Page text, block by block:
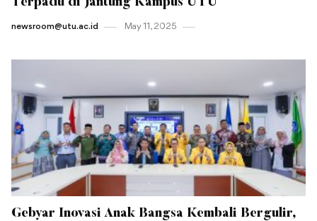
Terpadu di Jantung Kampus UTU
newsroom@utu.ac.id May 11 , 2025
Gebyar Inovasi Anak Bangsa Kembali Bergulir,